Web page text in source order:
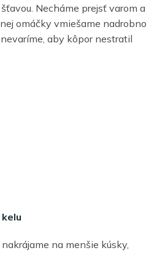
Necháme prejsť varom a
omáčky vmiešame nadrobno
aby kôpor nestratil
na menšie kúsky,